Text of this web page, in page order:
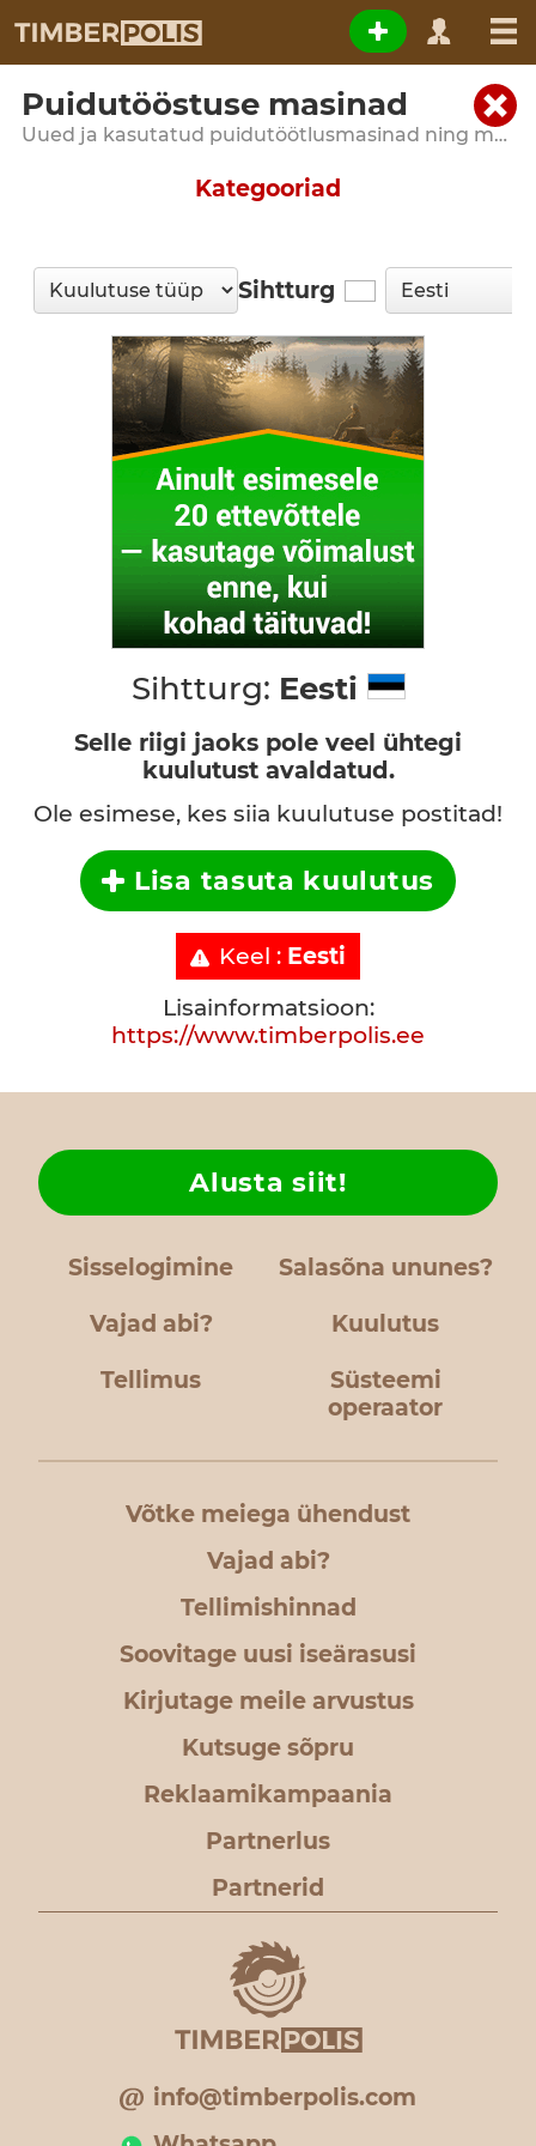
Puidutööstuse masinad
Uued ja kasutatud puidutöötlusmasinad ning metsandusseadmed
Kategooriad
Sihtturg
Sihtturg: Eesti
Selle riigi jaoks pole veel ühtegi
kuulutust avaldatud.
Ole esimese, kes siia kuulutuse postitad!
Lisa tasuta kuulutus
Keel : Eesti
Lisainformatsioon:
https://www.timberpolis.ee
Sisselogimine Salasõna ununes?
Vajad abi?
Alusta siit!
Kuulutus
Tellimus
Süsteemi
operaator
Võtke meiega ühendust
Vajad abi?
Tellimishinnad
Soovitage uusi iseärasusi
Kirjutage meile arvustus
Kutsuge sõpru
Reklaamikampaania
Partnerlus
Partnerid
info@timberpolis.com